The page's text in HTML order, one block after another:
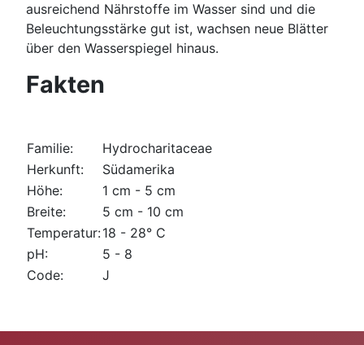
ausreichend Nährstoffe im Wasser sind und die
Beleuchtungsstärke gut ist, wachsen neue Blätter
über den Wasserspiegel hinaus.
Fakten
Familie:
Hydrocharitaceae
Herkunft:
Südamerika
Höhe:
1 cm - 5 cm
Breite:
5 cm - 10 cm
Temperatur:18 - 28° C
pH:
5 - 8
Code:
J